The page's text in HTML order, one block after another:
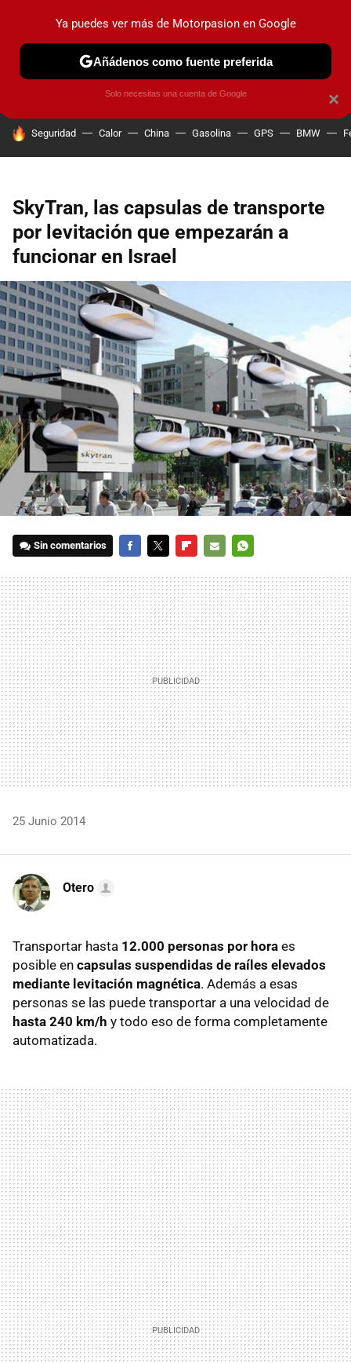
PRUEBAS COCHES ELÉCTRICOS OBSERVATORIO
HOY SE HABLA DE
Seguridad Calor China Gasolina GPS BMW
SkyTran, las capsulas de transporte
por levitación que empezarán a
funcionar en Israel
Sin comentarios
MAIL
25 Junio 2014
Otero
Transportar hasta 12.000 personas por hora es
posible en capsulas suspendidas de raíles elevados
mediante levitación magnética. Además a esas
personas se las puede transportar a una velocidad de
hasta 240 km/h y todo eso de forma completamente
automatizada.
×
Ya puedes ver más de Motorpasion en Google
Añádenos como fuente preferida
Solo necesitas una cuenta de Google